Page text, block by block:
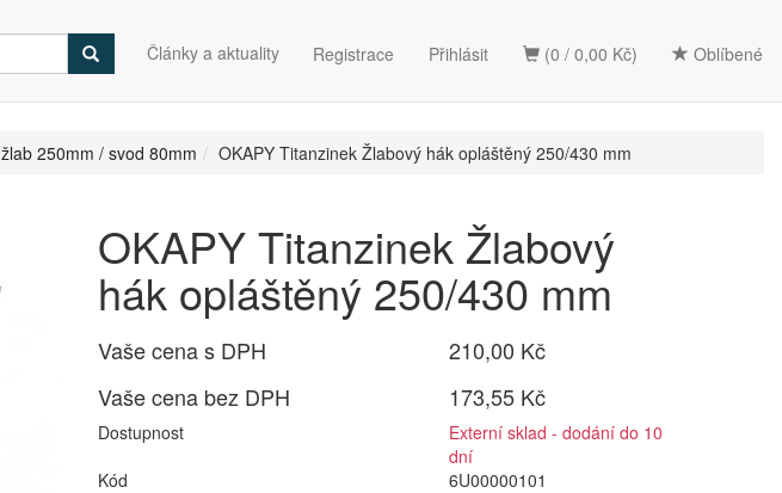
(0 / 0,00 Kč) Oblíbené
Články a aktuality Registrace Přihlásit
žlab 250mm / svod 80mm OKAPY Titanzinek Žlabový hák opláštěný 250/430 mm
OKAPY Titanzinek Žlabový
hák opláštěný 250/430 mm
Vaše cena s DPH
210,00 Kč
Vaše cena bez DPH
173,55 Kč
Dostupnost
Externí sklad - dodání do 10
dní
Kód
6U00000101